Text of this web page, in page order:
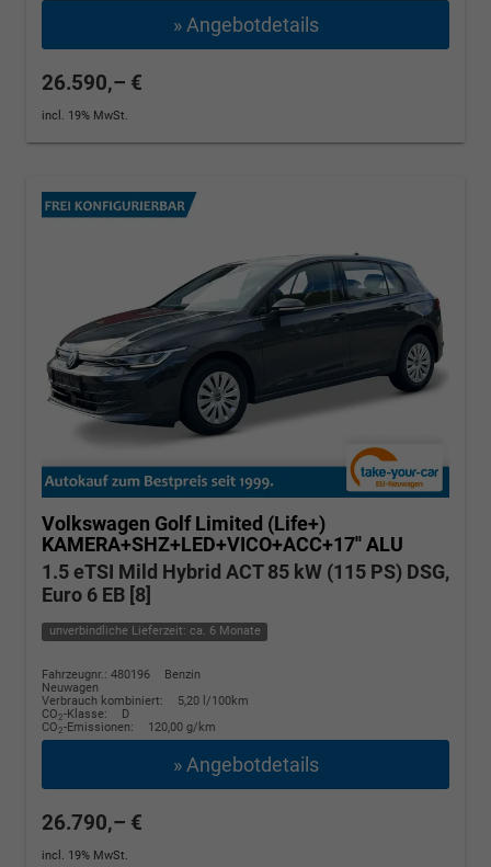
» Angebotdetails
26.590,– €
incl. 19% MwSt.
Volkswagen Golf Limited (Life+)
KAMERA+SHZ+LED+VICO+ACC+17'' ALU
1.5 eTSI Mild Hybrid ACT 85 kW (115 PS) DSG,
Euro 6 EB [8]
unverbindliche Lieferzeit: ca. 6 Monate
Fahrzeugnr.: 480196
Benzin
Neuwagen
Verbrauch kombiniert:
5,20 l/100km
CO2-Klasse:
D
CO2-Emissionen: 120,00 g/km
» Angebotdetails
26.790,– €
incl. 19% MwSt.